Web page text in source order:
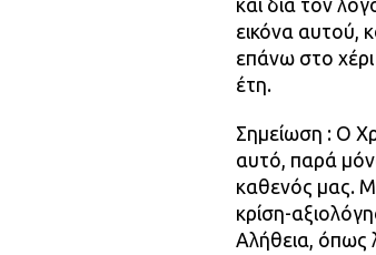
και δια τον
εικόνα αυτού,
επάνω στο χέρι
έτη.
Σημείωση : Ο
αυτό, παρά
καθενός μας.
κρίση-
Αλήθεια, όπως